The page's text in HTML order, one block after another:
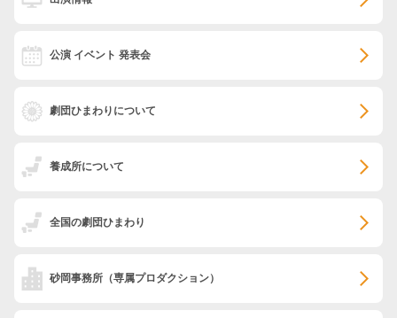
公演 イベント 発表会
劇団ひまわりについて
養成所について
全国の劇団ひまわり
砂岡事務所 （専属プロダクション）